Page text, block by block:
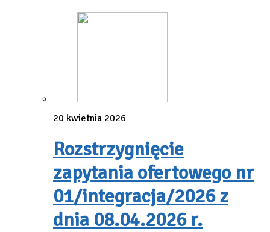
20 kwietnia 2026
Rozstrzygnięcie
zapytania ofertowego nr
01/integracja/2026 z
dnia 08.04.2026 r.